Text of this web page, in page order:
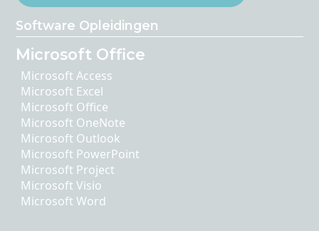
Software Opleidingen
Microsoft Office
Microsoft Access
Microsoft Excel
Microsoft Office
Microsoft OneNote
Microsoft Outlook
Microsoft PowerPoint
Microsoft Project
Microsoft Visio
Microsoft Word